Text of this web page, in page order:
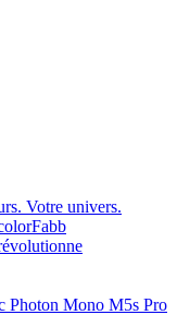
Votre univers.
Photon Mono M5s Pro